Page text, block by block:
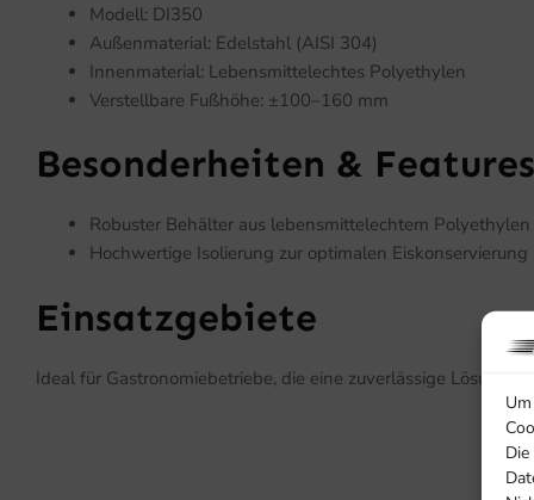
Modell: DI350
Außenmaterial: Edelstahl (AISI 304)
Innenmaterial: Lebensmittelechtes Polyethylen
Verstellbare Fußhöhe: ±100–160 mm
Besonderheiten & Features
Robuster Behälter aus lebensmittelechtem Polyethylen
Hochwertige Isolierung zur optimalen Eiskonservierung
Einsatzgebiete
Ideal für Gastronomiebetriebe, die eine zuverlässige Lösung